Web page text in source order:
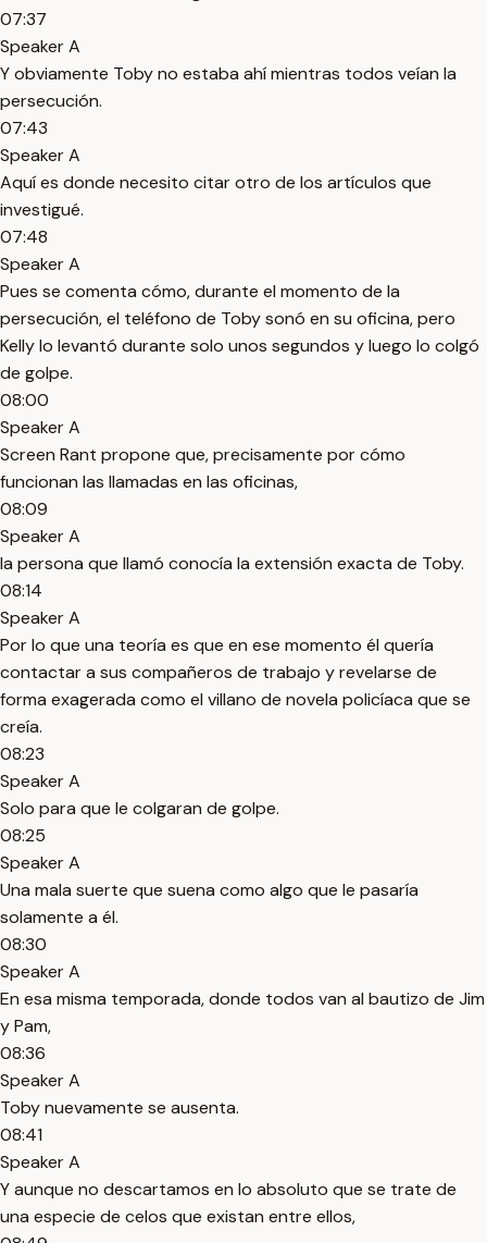
07:37
Speaker A
Y obviamente Toby no estaba ahí mientras todos veían la
persecución.
07:43
Speaker A
Aquí es donde necesito citar otro de los artículos que
investigué.
07:48
Speaker A
Pues se comenta cómo, durante el momento de la
persecución, el teléfono de Toby sonó en su oficina, pero
Kelly lo levantó durante solo unos segundos y luego lo colgó
de golpe.
08:00
Speaker A
Screen Rant propone que, precisamente por cómo
funcionan las llamadas en las oficinas,
08:09
Speaker A
la persona que llamó conocía la extensión exacta de Toby.
08:14
Speaker A
Por lo que una teoría es que en ese momento él quería
contactar a sus compañeros de trabajo y revelarse de
forma exagerada como el villano de novela policíaca que se
creía.
08:23
Speaker A
Solo para que le colgaran de golpe.
08:25
Speaker A
Una mala suerte que suena como algo que le pasaría
solamente a él.
08:30
Speaker A
En esa misma temporada, donde todos van al bautizo de Jim
y Pam,
08:36
Speaker A
Toby nuevamente se ausenta.
08:41
Speaker A
Y aunque no descartamos en lo absoluto que se trate de
una especie de celos que existan entre ellos,